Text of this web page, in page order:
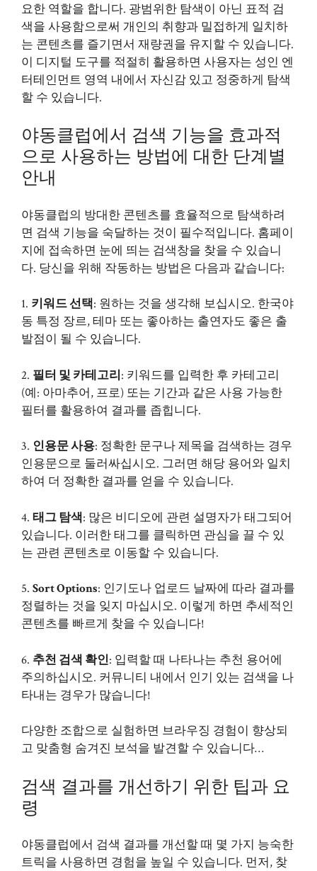
요한 역할을 합니다. 광범위한 탐색이 아닌 표적 검
색을 사용함으로써 개인의 취향과 밀접하게 일치하
는 콘텐츠를 즐기면서 재량권을 유지할 수 있습니다.
이 디지털 도구를 적절히 활용하면 사용자는 성인 엔
터테인먼트 영역 내에서 자신감 있고 정중하게 탐색
할 수 있습니다.
야동클럽에서 검색 기능을 효과적
으로 사용하는 방법에 대한 단계별
안내
야동클럽의 방대한 콘텐츠를 효율적으로 탐색하려
면 검색 기능을 숙달하는 것이 필수적입니다. 홈페이
지에 접속하면 눈에 띄는 검색창을 찾을 수 있습니
다. 당신을 위해 작동하는 방법은 다음과 같습니다:
1. 키워드 선택: 원하는 것을 생각해 보십시오. 한국야
동 특정 장르, 테마 또는 좋아하는 출연자도 좋은 출
발점이 될 수 있습니다.
2. 필터 및 카테고리: 키워드를 입력한 후 카테고리
(예: 아마추어, 프로) 또는 기간과 같은 사용 가능한
필터를 활용하여 결과를 좁힙니다.
3. 인용문 사용: 정확한 문구나 제목을 검색하는 경우
인용문으로 둘러싸십시오. 그러면 해당 용어와 일치
하여 더 정확한 결과를 얻을 수 있습니다.
4. 태그 탐색: 많은 비디오에 관련 설명자가 태그되어
있습니다. 이러한 태그를 클릭하면 관심을 끌 수 있
는 관련 콘텐츠로 이동할 수 있습니다.
5. Sort Options: 인기도나 업로드 날짜에 따라 결과를
정렬하는 것을 잊지 마십시오. 이렇게 하면 추세적인
콘텐츠를 빠르게 찾을 수 있습니다!
6. 추천 검색 확인: 입력할 때 나타나는 추천 용어에
주의하십시오. 커뮤니티 내에서 인기 있는 검색을 나
타내는 경우가 많습니다!
다양한 조합으로 실험하면 브라우징 경험이 향상되
고 맞춤형 숨겨진 보석을 발견할 수 있습니다…
검색 결과를 개선하기 위한 팁과 요
령
야동클럽에서 검색 결과를 개선할 때 몇 가지 능숙한
트릭을 사용하면 경험을 높일 수 있습니다. 먼저, 찾